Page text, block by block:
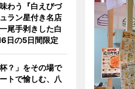
わう『白えびづ
ラン星付き名店
尾手剥きした白
日の5日間限定
？」をその場で
トで愉しむ、八